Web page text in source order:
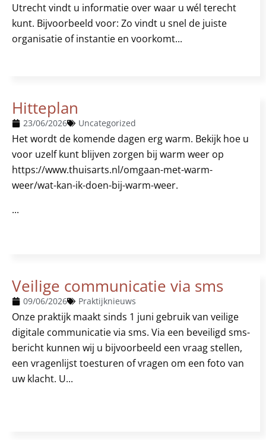
Utrecht vindt u informatie over waar u wél terecht
kunt. Bijvoorbeeld voor: Zo vindt u snel de juiste
organisatie of instantie en voorkomt...
Hitteplan
23/06/2026 Uncategorized
Het wordt de komende dagen erg warm. Bekijk hoe u
voor uzelf kunt blijven zorgen bij warm weer op
https://www.thuisarts.nl/omgaan-met-warm-
weer/wat-kan-ik-doen-bij-warm-weer.
...
Veilige communicatie via sms
09/06/2026 Praktijknieuws
Onze praktijk maakt sinds 1 juni gebruik van veilige
digitale communicatie via sms. Via een beveiligd sms-
bericht kunnen wij u bijvoorbeeld een vraag stellen,
een vragenlijst toesturen of vragen om een foto van
uw klacht. U...